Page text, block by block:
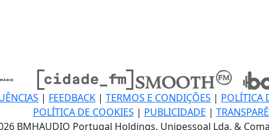
| FEEDBACK | TERMOS E CONDIÇÕES | POLÍTICA
POLÍTICA DE COOKIES | PUBLICIDADE |
BMHAUDIO Portugal Holdings, Unipessoal Lda. &